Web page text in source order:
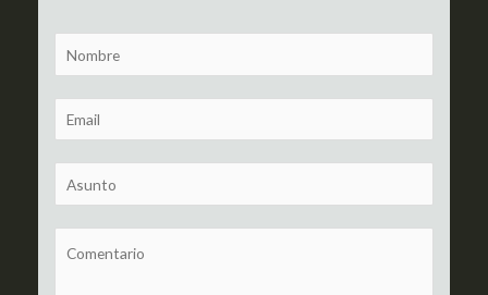
a
m
m
a
u
b